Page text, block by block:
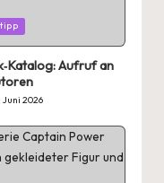
Aufruf an
Juni 2026